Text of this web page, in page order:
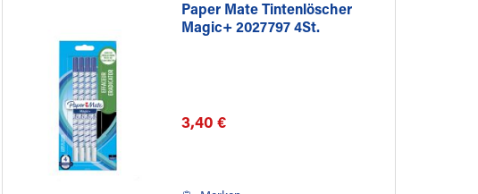
Paper Mate Tintenlöscher
Magic+ 2027797 4St.
3,40 €